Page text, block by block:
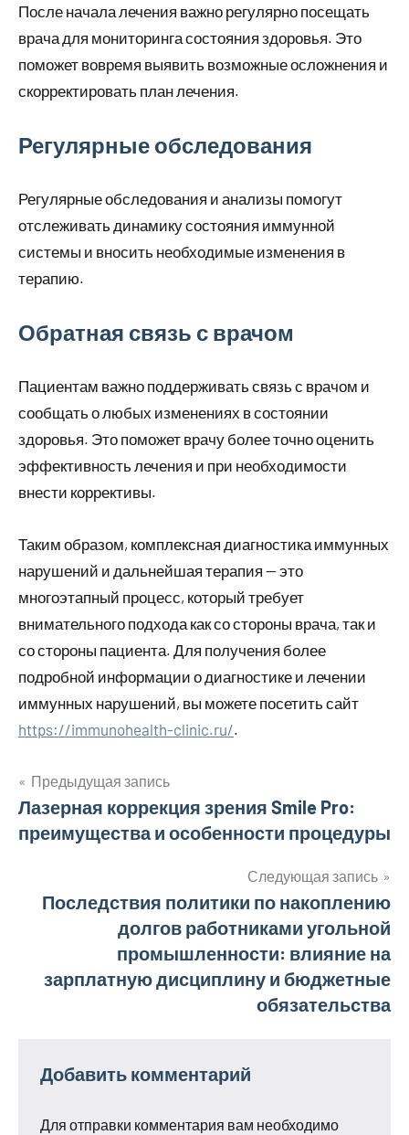
После начала лечения важно регулярно посещать
врача для мониторинга состояния здоровья. Это
поможет вовремя выявить возможные осложнения и
скорректировать план лечения.
Регулярные обследования
Регулярные обследования и анализы помогут
отслеживать динамику состояния иммунной
системы и вносить необходимые изменения в
терапию.
Обратная связь с врачом
Пациентам важно поддерживать связь с врачом и
сообщать о любых изменениях в состоянии
здоровья. Это поможет врачу более точно оценить
эффективность лечения и при необходимости
внести коррективы.
Таким образом, комплексная диагностика иммунных
нарушений и дальнейшая терапия — это
многоэтапный процесс, который требует
внимательного подхода как со стороны врача, так и
со стороны пациента. Для получения более
подробной информации о диагностике и лечении
иммунных нарушений, вы можете посетить сайт
https://immunohealth-clinic.ru/.
Навигация
по
Предыдущая запись
Лазерная коррекция зрения Smile Pro:
преимущества и особенности процедуры
Следующая запись
Последствия политики по накоплению
долгов работниками угольной
промышленности: влияние на
зарплатную дисциплину и бюджетные
обязательства
Добавить комментарий
Для отправки комментария вам необходимо